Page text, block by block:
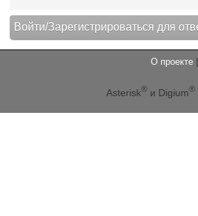
О проекте
Asterisk® и Digium®